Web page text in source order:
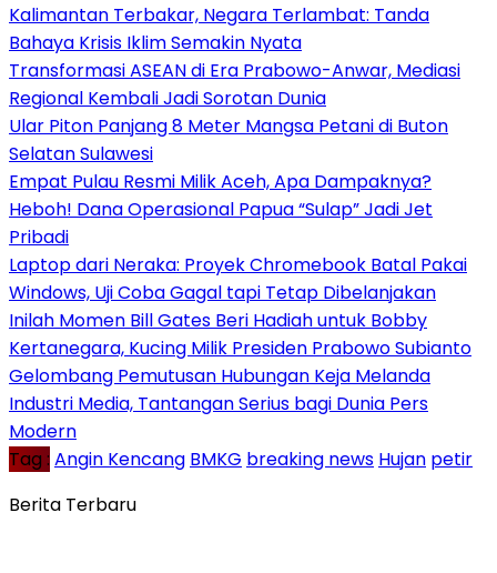
Kalimantan Terbakar, Negara Terlambat: Tanda
Bahaya Krisis Iklim Semakin Nyata
Transformasi ASEAN di Era Prabowo-Anwar, Mediasi
Regional Kembali Jadi Sorotan Dunia
Ular Piton Panjang 8 Meter Mangsa Petani di Buton
Selatan Sulawesi
Empat Pulau Resmi Milik Aceh, Apa Dampaknya?
Heboh! Dana Operasional Papua “Sulap” Jadi Jet
Pribadi
Laptop dari Neraka: Proyek Chromebook Batal Pakai
Windows, Uji Coba Gagal tapi Tetap Dibelanjakan
Inilah Momen Bill Gates Beri Hadiah untuk Bobby
Kertanegara, Kucing Milik Presiden Prabowo Subianto
Gelombang Pemutusan Hubungan Keja Melanda
Industri Media, Tantangan Serius bagi Dunia Pers
Modern
Tag : Angin Kencang BMKG breaking news Hujan petir
Berita Terbaru